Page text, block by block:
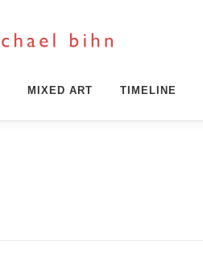
MIXED ART TIMELINE